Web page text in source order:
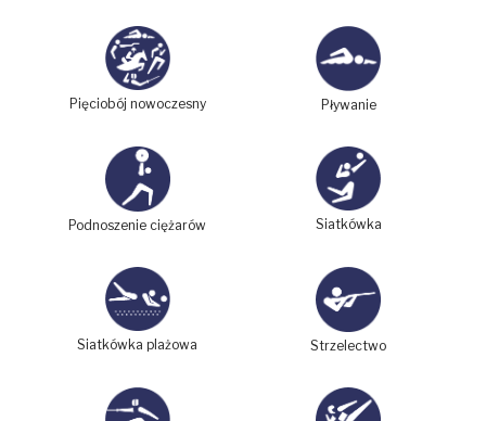
Pięciobój nowoczesny Pływanie
Podnoszenie ciężarów Siatkówka
Siatkówka plażowa Strzelectwo